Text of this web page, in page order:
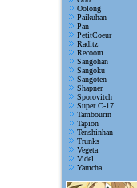
Oolong
Paikuhan
Pan
PetitCoeur
Raditz
Recoom
Sangohan
Sangoku
Sangoten
Shapner
Sporovitch
Super C-17
Tambourin
Tapion
Tenshinhan
Trunks
Vegeta
Videl
Yamcha